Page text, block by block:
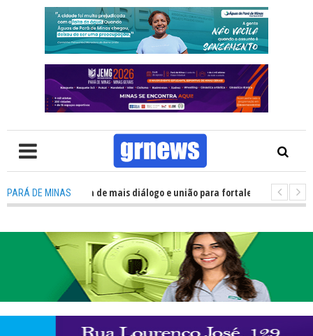
PARÁ DE MINAS
Política precisa de mais diálogo e união para fortalecer Minas e Pará